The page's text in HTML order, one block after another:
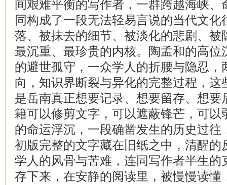
间艰难平衡的写作者，一群跨越海峡
同构成了一段无法轻易言说的当代文
落、被抹去的细节、被淡化的悲剧、被
最沉重、最珍贵的内核。陶孟和的高位
的避世孤守，一众学人的折腰与隐忍，
向，知识界断裂与异化的完整过程，
是岳南真正想要记录、想要留存、想
籍可以修剪文字，可以遮蔽锋芒，可
的命运浮沉，一段确凿发生的历史过
初版完整的文字藏在旧纸之中，清醒的
学人的风骨与苦难，连同写作者半生的
存下来，在安静的阅读里，被慢慢读懂